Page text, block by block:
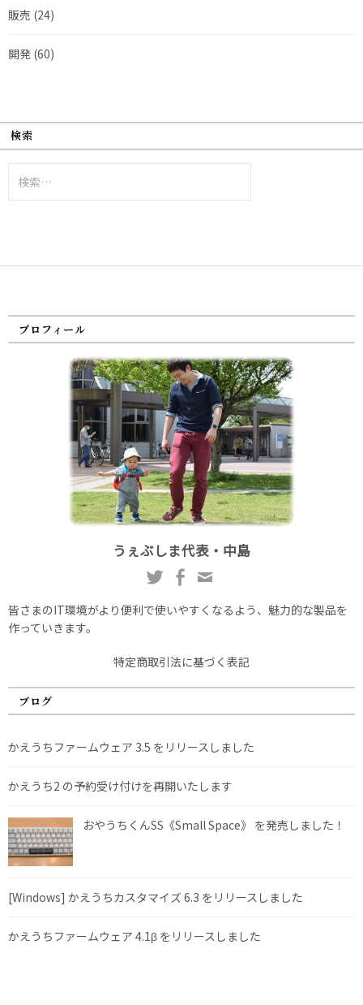
販売 (24)
開発 (60)
検索
索:
プロフィール
うぇぶしま代表・中島
皆さまのIT環境がより便利で使いやすくなるよう、魅力的な製品を
作っていきます。
特定商取引法に基づく表記
ブログ
かえうちファームウェア 3.5 をリリースしました
かえうち2 の予約受け付けを再開いたします
おやうちくんSS《Small Space》 を発売しました！
[Windows] かえうちカスタマイズ 6.3 をリリースしました
かえうちファームウェア 4.1β をリリースしました